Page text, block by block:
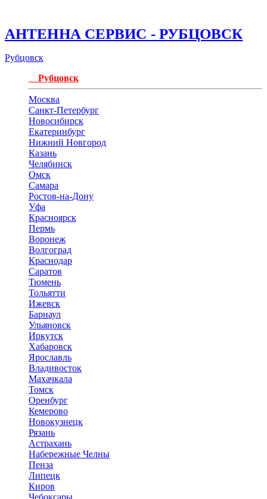
АНТЕННА СЕРВИС - РУБЦОВСК
Рубцовск
Рубцовск
Москва
Санкт-Петербург
Новосибирск
Екатеринбург
Нижний Новгород
Казань
Челябинск
Омск
Самара
Ростов-на-Дону
Уфа
Красноярск
Пермь
Воронеж
Волгоград
Краснодар
Саратов
Тюмень
Тольятти
Ижевск
Барнаул
Ульяновск
Иркутск
Хабаровск
Ярославль
Владивосток
Махачкала
Томск
Оренбург
Кемерово
Новокузнецк
Рязань
Астрахань
Набережные Челны
Пенза
Липецк
Киров
Чебоксары